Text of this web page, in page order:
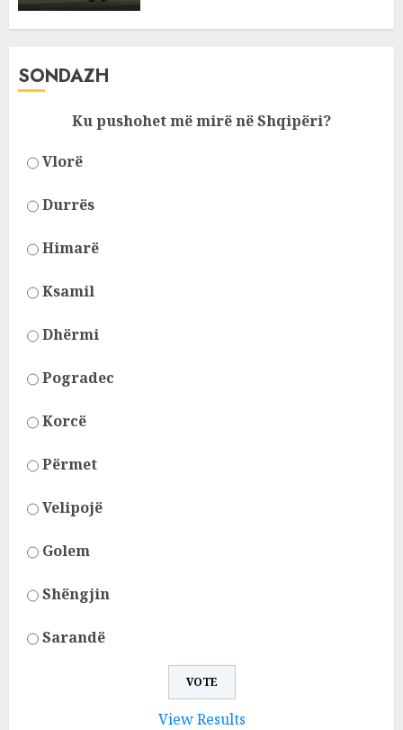
SONDAZH
Ku pushohet më mirë në Shqipëri?
Vlorë
Durrës
Himarë
Ksamil
Dhërmi
Pogradec
Korcë
Përmet
Velipojë
Golem
Shëngjin
Sarandë
View Results